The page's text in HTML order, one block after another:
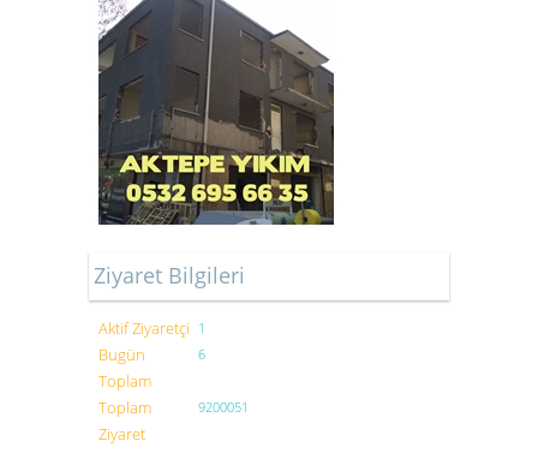
Ziyaret Bilgileri
Aktif Ziyaretçi 1
Bugün
Toplam
6
Toplam
Ziyaret
9200051